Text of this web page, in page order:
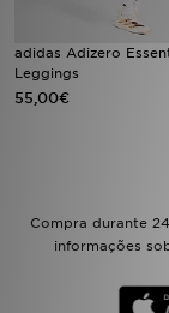
adidas Adizero
Leggings
55,00€
Compra durante
informações
VER MARCAS
LOCALIZADOR